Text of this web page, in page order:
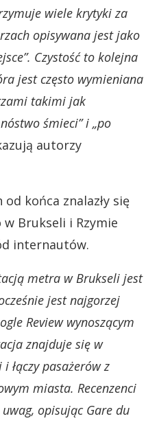
wiele krytyki za
opisywana jest jako
Czystość to kolejna
jest często wymieniana
takimi jak
śmieci” i „po
autorzy
końca znalazły się
Brukseli i Rzymie
internautów.
metra w Brukseli jest
jest najgorzej
Review wynoszącym
znajduje się w
łączy pasażerów z
miasta. Recenzenci
opisując Gare du